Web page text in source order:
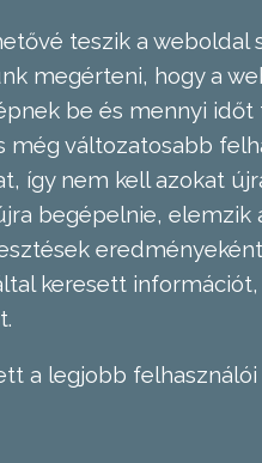
teszik a weboldal
megérteni, hogy a
be és mennyi időt
még változatosabb
így nem kell azokat
begépelnie, elemzik
keresett
a legjobb